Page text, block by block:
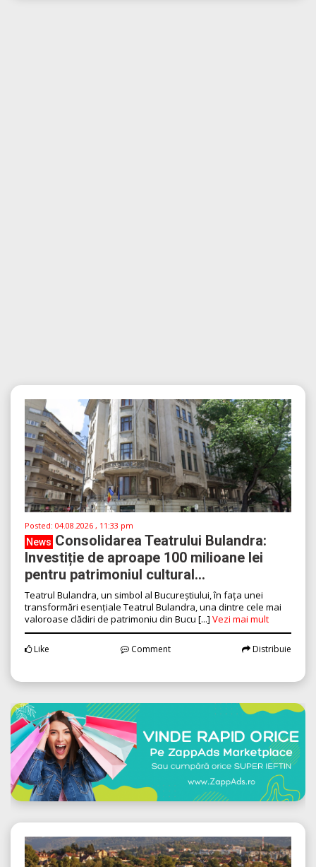
Posted: 04.08.2026 , 11:33 pm
News Consolidarea Teatrului Bulandra:
Investiție de aproape 100 milioane lei
pentru patrimoniul cultural...
Teatrul Bulandra, un simbol al Bucureștiului, în fața unei
transformări esențiale Teatrul Bulandra, una dintre cele mai
valoroase clădiri de patrimoniu din Bucu [...] Vezi mai mult
Like Comment Distribuie